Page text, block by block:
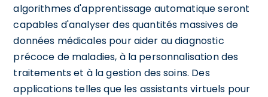
algorithmes d'apprentissage automatique seront
capables d'analyser des quantités massives de
données médicales pour aider au diagnostic
précoce de maladies, à la personnalisation des
traitements et à la gestion des soins. Des
applications telles que les assistants virtuels pour